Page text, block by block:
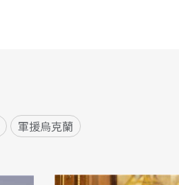
軍援烏克蘭